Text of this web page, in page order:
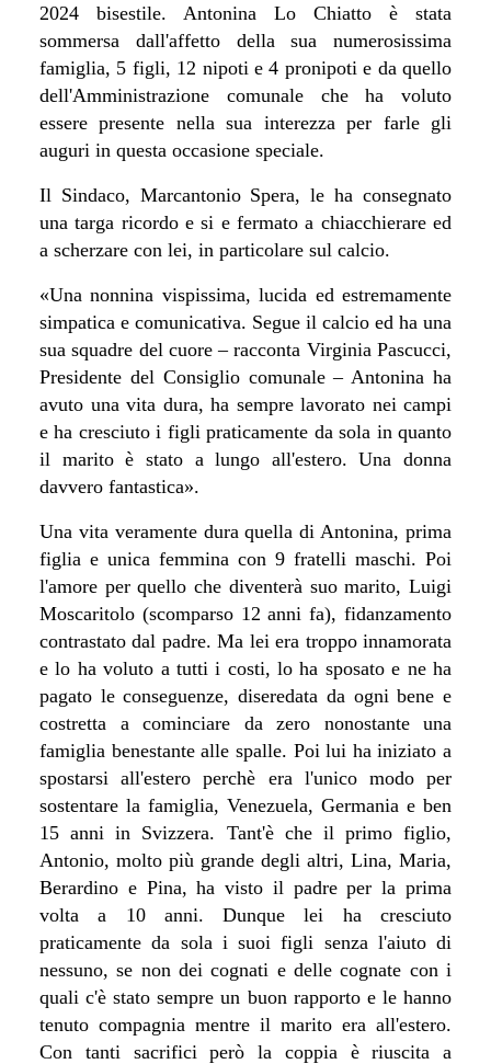
2024 bisestile. Antonina Lo Chiatto è stata
sommersa dall'affetto della sua numerosissima
famiglia, 5 figli, 12 nipoti e 4 pronipoti e da quello
dell'Amministrazione comunale che ha voluto
essere presente nella sua interezza per farle gli
auguri in questa occasione speciale.
Il Sindaco, Marcantonio Spera, le ha consegnato
una targa ricordo e si e fermato a chiacchierare ed
a scherzare con lei, in particolare sul calcio.
«Una nonnina vispissima, lucida ed estremamente
simpatica e comunicativa. Segue il calcio ed ha una
sua squadre del cuore – racconta Virginia Pascucci,
Presidente del Consiglio comunale – Antonina ha
avuto una vita dura, ha sempre lavorato nei campi
e ha cresciuto i figli praticamente da sola in quanto
il marito è stato a lungo all'estero. Una donna
davvero fantastica».
Una vita veramente dura quella di Antonina, prima
figlia e unica femmina con 9 fratelli maschi. Poi
l'amore per quello che diventerà suo marito, Luigi
Moscaritolo (scomparso 12 anni fa), fidanzamento
contrastato dal padre. Ma lei era troppo innamorata
e lo ha voluto a tutti i costi, lo ha sposato e ne ha
pagato le conseguenze, diseredata da ogni bene e
costretta a cominciare da zero nonostante una
famiglia benestante alle spalle. Poi lui ha iniziato a
spostarsi all'estero perchè era l'unico modo per
sostentare la famiglia, Venezuela, Germania e ben
15 anni in Svizzera. Tant'è che il primo figlio,
Antonio, molto più grande degli altri, Lina, Maria,
Berardino e Pina, ha visto il padre per la prima
volta a 10 anni. Dunque lei ha cresciuto
praticamente da sola i suoi figli senza l'aiuto di
nessuno, se non dei cognati e delle cognate con i
quali c'è stato sempre un buon rapporto e le hanno
tenuto compagnia mentre il marito era all'estero.
Con tanti sacrifici però la coppia è riuscita a